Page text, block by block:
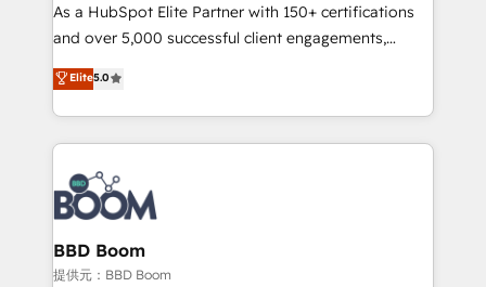
de conversion qui transforment les visiteurs en
opportunités d'affaires ➤ La mise en place de
stratégies d'acquisition marketing (SEO, SEA,
inbound, automatisation marketing, ABM, IA,
emailing) Informations clés : - 10 ans d'expérience -
100+ intégrations CRM HubSpot réussies - 40
experts conseil - 150 certifications HubSpot
cumulées
As a HubSpot Elite Partner with 150+ certifications
and over 5,000 successful client engagements,
Vonazon turns marketing complexity into
measurable, scalable growth. From onboarding to
enterprise-grade campaigns, our in-house team
builds scalable strategies that drive long-term
revenue. ⚙️ HubSpot Integration & Optimization •
Seamless CRM, CMS, and automation setup •
Complex platform migrations and data cleanups •
Custom APIs and third-party integrations 📈 End-to-
End Revenue Acceleration • Lifecycle marketing and
Elite5.0
BBD Boom
提供元：BBD Boom